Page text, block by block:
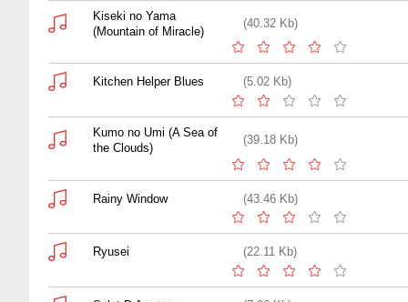
Kiseki no Yama
(Mountain of Miracle)
(40.32 Kb)
Kitchen Helper Blues (5.02 Kb)
Kumo no Umi (A Sea of
the Clouds)
(39.18 Kb)
Rainy Window (43.46 Kb)
Ryusei (22.11 Kb)